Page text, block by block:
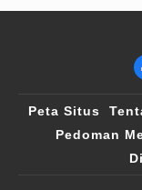
Peta Situs
Pedoman